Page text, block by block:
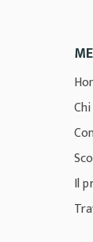
Il